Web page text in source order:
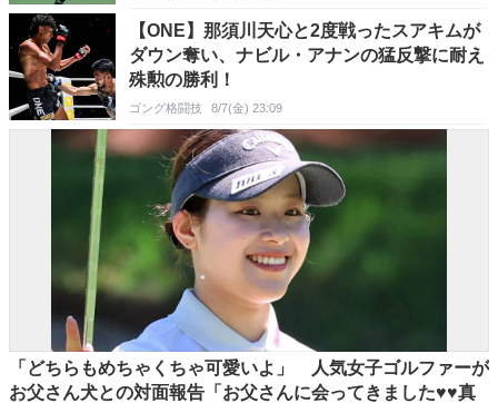
【ONE】那須川天心と2度戦ったスアキムが
ダウン奪い、ナビル・アナンの猛反撃に耐え
殊勲の勝利！
ゴング格闘技 8/7(金) 23:09
「どちらもめちゃくちゃ可愛いよ」 人気女子ゴルファーが
お父さん犬との対面報告「お父さんに会ってきました♥♥真